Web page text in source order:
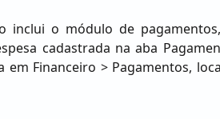
inclui o módulo de
cadastrada na aba
Financeiro > Pagamentos,